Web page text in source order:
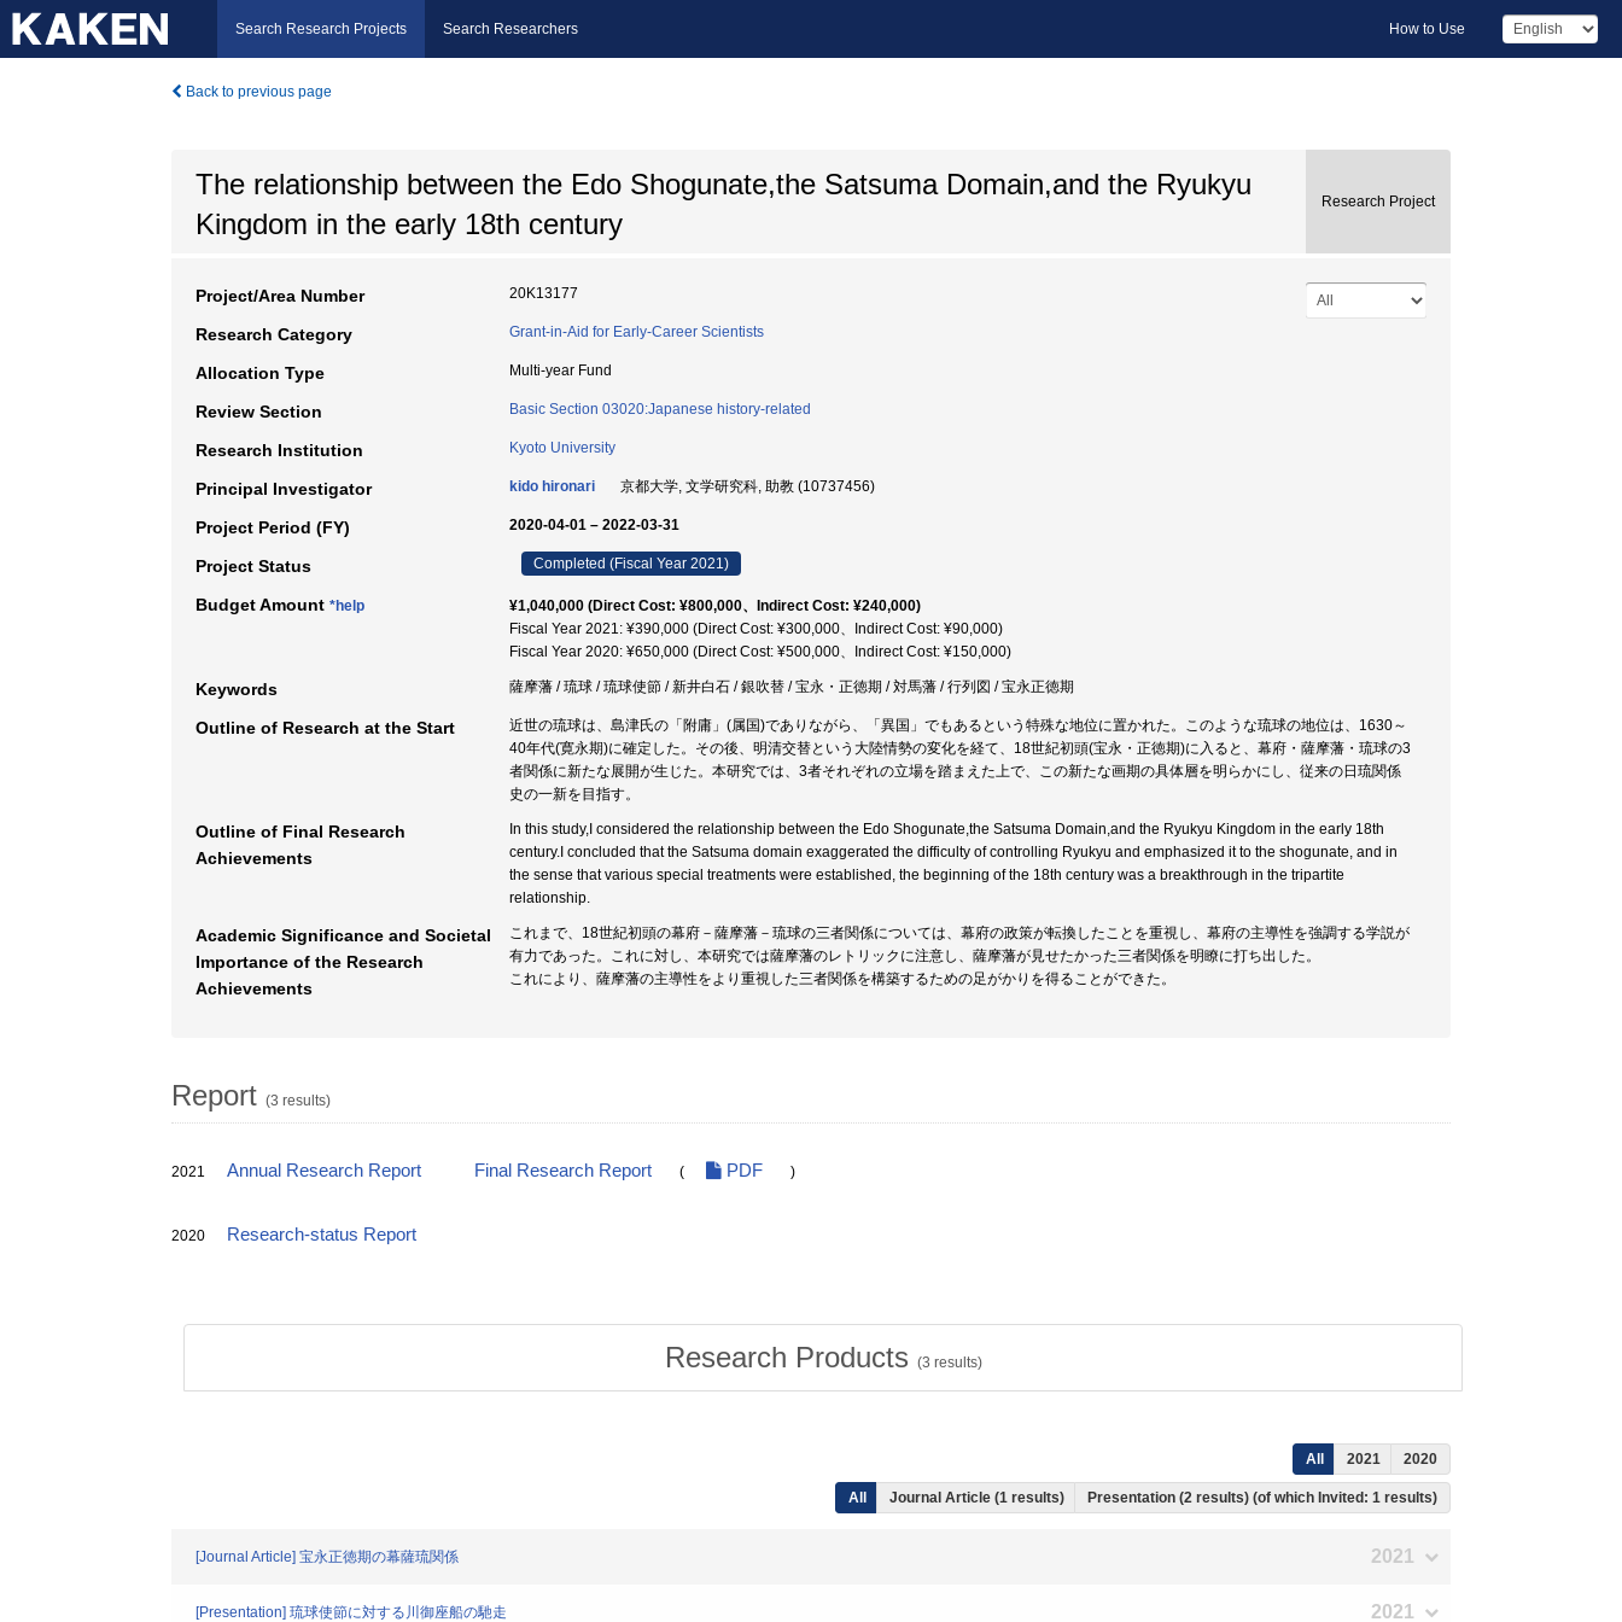
Search Research Projects Search Researchers How to Use
Back to previous page
The relationship between the Edo Shogunate,the Satsuma Domain,and the Ryukyu
Kingdom in the early 18th century
Research Project
Project/Area Number 20K13177
Research Category Grant-in-Aid for Early-Career Scientists
Allocation Type Multi-year Fund
Review Section Basic Section 03020:Japanese history-related
Research Institution Kyoto University
Principal Investigator kido hironari 京都大学, 文学研究科, 助教 (10737456)
Project Period (FY) 2020-04-01 – 2022-03-31
Project Status Completed (Fiscal Year 2021)
Budget Amount *help
¥1,040,000 (Direct Cost: ¥800,000、Indirect Cost: ¥240,000)
Fiscal Year 2021: ¥390,000 (Direct Cost: ¥300,000、Indirect Cost: ¥90,000)
Fiscal Year 2020: ¥650,000 (Direct Cost: ¥500,000、Indirect Cost: ¥150,000)
Keywords 薩摩藩 / 琉球 / 琉球使節 / 新井白石 / 銀吹替 / 宝永・正徳期 / 対馬藩 / 行列図 / 宝永正徳期
Outline of Research at the Start
近世の琉球は、島津氏の「附庸」(属国)でありながら、「異国」でもあるという特殊な地位に置かれた。このような琉球の地位は、1630～
40年代(寛永期)に確定した。その後、明清交替という大陸情勢の変化を経て、18世紀初頭(宝永・正徳期)に入ると、幕府・薩摩藩・琉球の3
者関係に新たな展開が生じた。本研究では、3者それぞれの立場を踏まえた上で、この新たな画期の具体層を明らかにし、従来の日琉関係
史の一新を目指す。
Outline of Final Research
Achievements
In this study,I considered the relationship between the Edo Shogunate,the Satsuma Domain,and the Ryukyu Kingdom in the early 18th
century.I concluded that the Satsuma domain exaggerated the difficulty of controlling Ryukyu and emphasized it to the shogunate, and in
the sense that various special treatments were established, the beginning of the 18th century was a breakthrough in the tripartite
relationship.
Academic Significance and Societal
Importance of the Research
Achievements
これまで、18世紀初頭の幕府－薩摩藩－琉球の三者関係については、幕府の政策が転換したことを重視し、幕府の主導性を強調する学説が
有力であった。これに対し、本研究では薩摩藩のレトリックに注意し、薩摩藩が見せたかった三者関係を明瞭に打ち出した。
これにより、薩摩藩の主導性をより重視した三者関係を構築するための足がかりを得ることができた。
Report (3 results)
2021 Annual Research Report Final Research Report ( PDF )
2020 Research-status Report
Research Products (3 results)
All 2021 2020
All Journal Article (1 results) Presentation (2 results) (of which Invited: 1 results)
[Journal Article] 宝永正徳期の幕薩琉関係 2021
[Presentation] 琉球使節に対する川御座船の馳走 2021